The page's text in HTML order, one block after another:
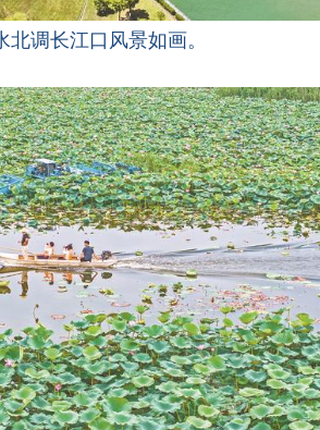
北调长江口风景如画。